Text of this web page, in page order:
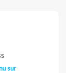
sur